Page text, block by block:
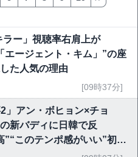
ラー」視聴率右肩上が
エージェント・キム」”の座
た人気の理由
[09時37分]
2」アン・ボヒョン×チョ
新バディに日韓で反
”“このテンポ感がいい”初回